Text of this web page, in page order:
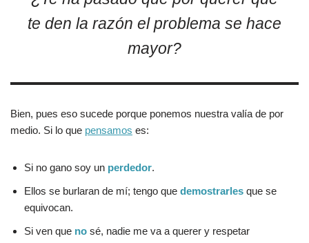
te den la razón el problema se hace
mayor?
Bien, pues eso sucede porque ponemos nuestra valía de por
medio. Si lo que pensamos es:
Si no gano soy un perdedor.
Ellos se burlaran de mí; tengo que demostrarles que se
equivocan.
Si ven que no sé, nadie me va a querer y respetar